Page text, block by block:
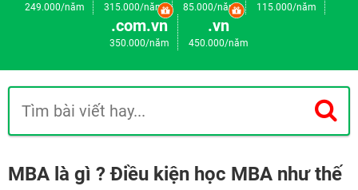
249.000/năm 315.000/năm 85.000/năm 115.000/năm
.com.vn
350.000/năm
.vn
450.000/năm
MBA là gì ? Điều kiện học MBA như thế